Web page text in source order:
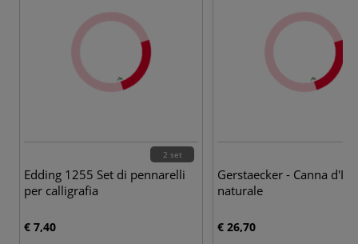
2 set
Edding 1255 Set di pennarelli
per calligrafia
€ 7,40
Gerstaecker - Canna
naturale
€ 26,70